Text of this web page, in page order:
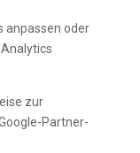
anpassen oder
zur
Partner-